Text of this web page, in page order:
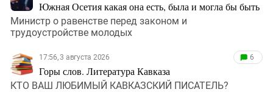
Южная Осетия какая она есть, была и могла бы быть
Министр о равенстве перед законом и
трудоустройстве молодых
17:56, 3 августа 2026
Горы слов. Литература Кавказа
6
КТО ВАШ ЛЮБИМЫЙ КАВКАЗСКИЙ ПИСАТЕЛЬ?